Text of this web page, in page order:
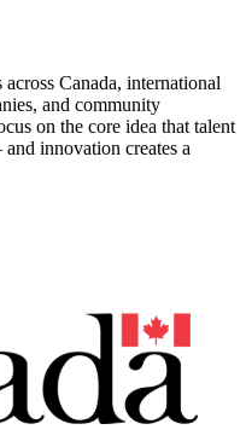
Canada, international
and community
on the core idea that talent
innovation creates a